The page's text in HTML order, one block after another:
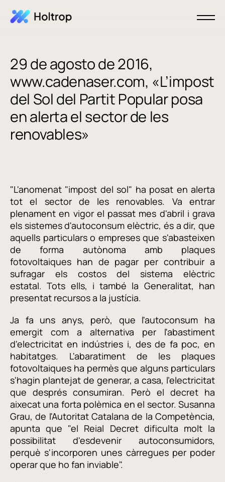
29 de agosto de 2016,
www.cadenaser.com, «L’impost
del Sol del Partit Popular posa
en alerta el sector de les
renovables»
"L'anomenat "impost del sol" ha posat en alerta
tot el sector de les renovables. Va entrar
plenament en vigor el passat mes d'abril i grava
els sistemes d'autoconsum elèctric, és a dir, que
aquells particulars o empreses que s'abasteixen
de forma autònoma amb plaques
fotovoltaiques han de pagar per contribuir a
sufragar els costos del sistema elèctric
estatal. Tots ells, i també la Generalitat, han
presentat recursos a la justícia.
Ja fa uns anys, però, que l'autoconsum ha
emergit com a alternativa per l'abastiment
d'electricitat en indústries i, des de fa poc, en
habitatges. L'abaratiment de les plaques
fotovoltaiques ha permès que alguns particulars
s'hagin plantejat de generar, a casa, l'electricitat
que després consumiran. Però el decret ha
aixecat una forta polèmica en el sector. Susanna
Grau, de l'Autoritat Catalana de la Competència,
apunta que "el Reial Decret dificulta molt la
possibilitat d'esdevenir autoconsumidors,
perquè s'incorporen unes càrregues per poder
operar que ho fan inviable".